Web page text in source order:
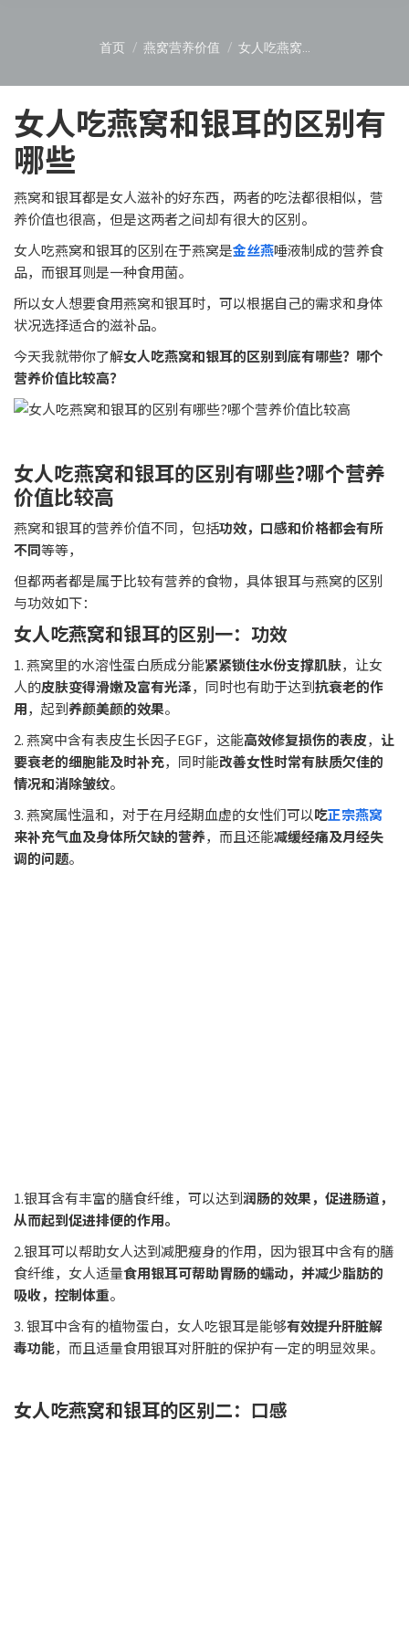
您在这里：
首页 燕窝营养价值 女人吃燕窝…
女人吃燕窝和银耳的区别有
哪些
燕窝和银耳都是女人滋补的好东西，两者的吃法都很相似，营
养价值也很高，但是这两者之间却有很大的区别。
女人吃燕窝和银耳的区别在于燕窝是金丝燕唾液制成的营养食
品，而银耳则是一种食用菌。
所以女人想要食用燕窝和银耳时，可以根据自己的需求和身体
状况选择适合的滋补品。
今天我就带你了解女人吃燕窝和银耳的区别到底有哪些？哪个
营养价值比较高？
女人吃燕窝和银耳的区别有哪些?哪个营养
价值比较高
燕窝和银耳的营养价值不同，包括功效，口感和价格都会有所
不同等等，
但都两者都是属于比较有营养的食物，具体银耳与燕窝的区别
与功效如下：
女人吃燕窝和银耳的区别一：功效
1. 燕窝里的水溶性蛋白质成分能紧紧锁住水份支撑肌肤，让女
人的皮肤变得滑嫩及富有光泽，同时也有助于达到抗衰老的作
用，起到养颜美颜的效果。
2. 燕窝中含有表皮生长因子EGF，这能高效修复损伤的表皮， 让
要衰老的细胞能及时补充，同时能改善女性时常有肤质欠佳的
情况和消除皱纹。
3. 燕窝属性温和，对于在月经期血虚的女性们可以吃正宗燕窝
来补充气血及身体所欠缺的营养，而且还能减缓经痛及月经失
调的问题。
1.银耳含有丰富的膳食纤维，可以达到润肠的效果，促进肠道，
从而起到促进排便的作用。
2.银耳可以帮助女人达到减肥瘦身的作用，因为银耳中含有的膳
食纤维，女人适量食用银耳可帮助胃肠的蠕动，并减少脂肪的
吸收，控制体重。
3. 银耳中含有的植物蛋白，女人吃银耳是能够有效提升肝脏解
毒功能，而且适量食用银耳对肝脏的保护有一定的明显效果。
女人吃燕窝和银耳的区别二：口感